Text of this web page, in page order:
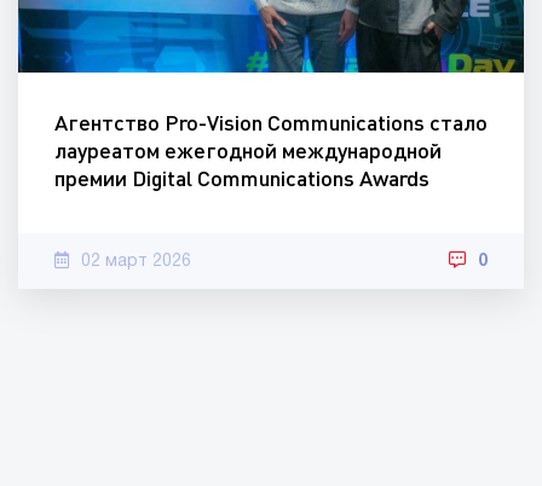
Агентство Pro-Vision Communications стало
лауреатом ежегодной международной
премии Digital Communications Awards
02 март 2026 0